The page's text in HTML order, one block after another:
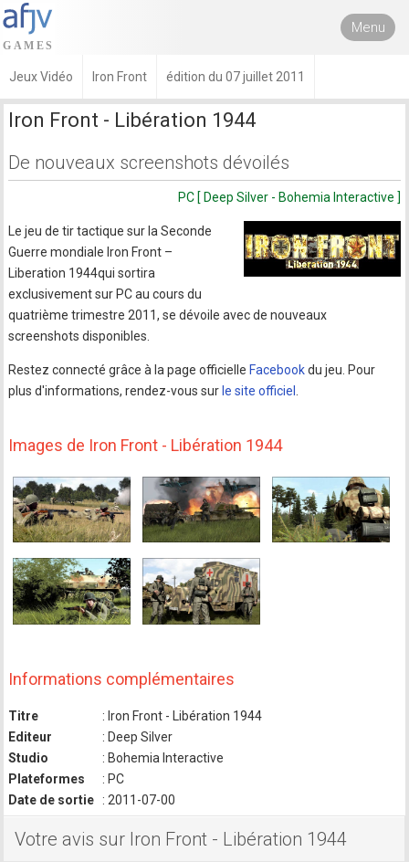
Menu
Jeux Vidéo Iron Front édition du 07 juillet 2011
Iron Front - Libération 1944
De nouveaux screenshots dévoilés
PC [ Deep Silver - Bohemia Interactive ]
Le jeu de tir tactique sur la Seconde
Guerre mondiale Iron Front –
Liberation 1944qui sortira
exclusivement sur PC au cours du
quatrième trimestre 2011, se dévoile avec de nouveaux
screenshots disponibles.
Restez connecté grâce à la page officielle Facebookdu jeu. Pour
plus d'informations, rendez-vous sur le site officiel
Images de Iron Front - Libération 1944
Informations complémentaires
Titre
: Iron Front - Libération 1944
Editeur
: Deep Silver
Studio
: Bohemia Interactive
Plateformes
: PC
Date de sortie
: 2011-07-00
Votre avis sur Iron Front - Libération 1944